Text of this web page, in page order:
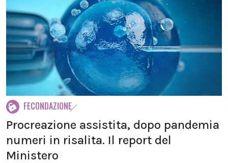
FECONDAZIONE
Procreazione assistita, dopo pandemia
numeri in risalita. Il report del
Ministero